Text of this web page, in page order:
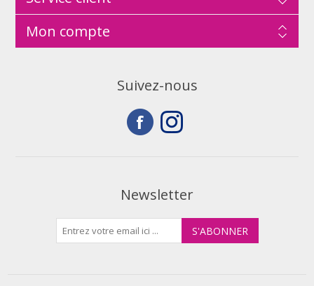
Mon compte
Suivez-nous
Newsletter